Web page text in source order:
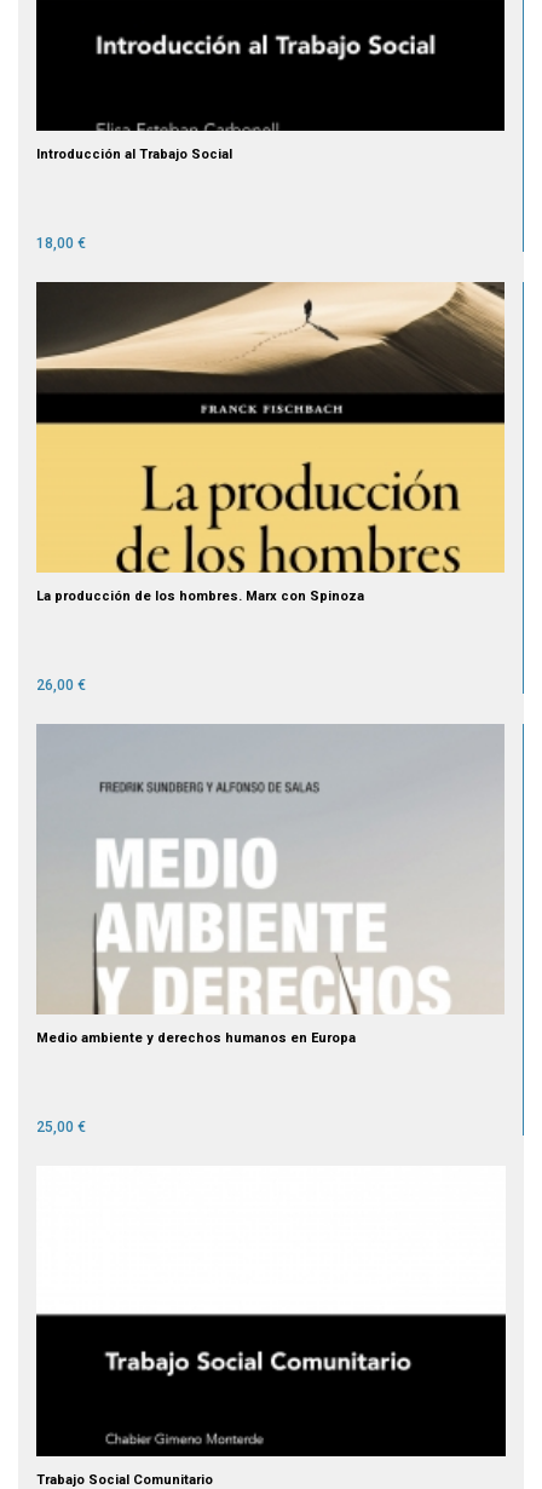
Introducción al Trabajo Social
18,00 €
La producción de los hombres. Marx con Spinoza
26,00 €
Medio ambiente y derechos humanos en Europa
25,00 €
Trabajo Social Comunitario